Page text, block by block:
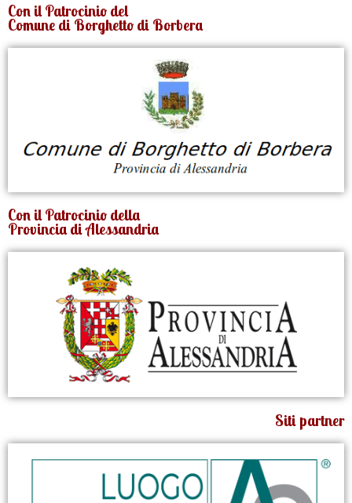
Con il Patrocinio del
Comune di Borghetto di Borbera
Con il Patrocinio della
Provincia di Alessandria
Siti partner